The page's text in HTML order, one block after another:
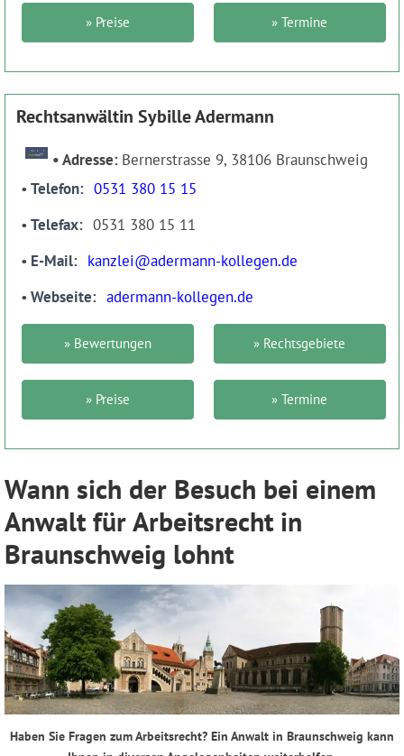
» Preise » Termine
Rechtsanwältin Sybille Adermann
Adresse: Bernerstrasse 9, 38106 Braunschweig
Telefon
0531 380 15 15
Telefax
0531 380 15 11
E-Mail
kanzlei@adermann-kollegen.de
Webseite
adermann-kollegen.de
» Bewertungen » Rechtsgebiete
» Preise » Termine
Wann sich der Besuch bei einem
Anwalt für Arbeitsrecht in
Braunschweig lohnt
Haben Sie Fragen zum Arbeitsrecht? Ein Anwalt in Braunschweig kann